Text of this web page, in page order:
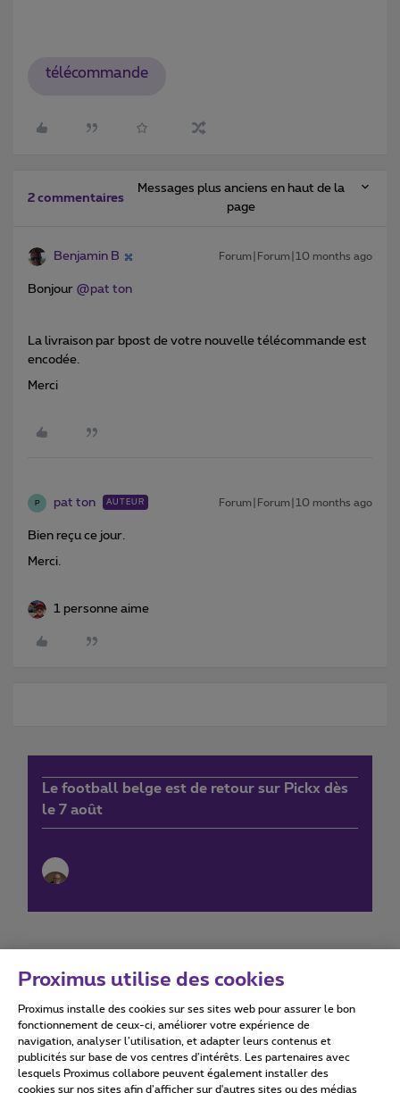
télécommande
2 commentaires
Messages plus anciens en haut de la
page
Benjamin B Forum|Forum|10 months ago
Bonjour ​ @pat ton
La livraison par bpost de votre nouvelle télécommande est
encodée.
Merci
P pat ton AUTEUR Forum|Forum|10 months ago
Bien reçu ce jour.
Merci.
1 personne aime
Le football belge est de retour sur Pickx dès
le 7 août
Conditions d'utilisation Accessibility statement
Proximus utilise des cookies
Proximus installe des cookies sur ses sites web pour assurer le bon
fonctionnement de ceux-ci, améliorer votre expérience de
navigation, analyser l’utilisation, et adapter leurs contenus et
publicités sur base de vos centres d’intérêts. Les partenaires avec
lesquels Proximus collabore peuvent également installer des
cookies sur nos sites afin d’afficher sur d'autres sites ou des médias